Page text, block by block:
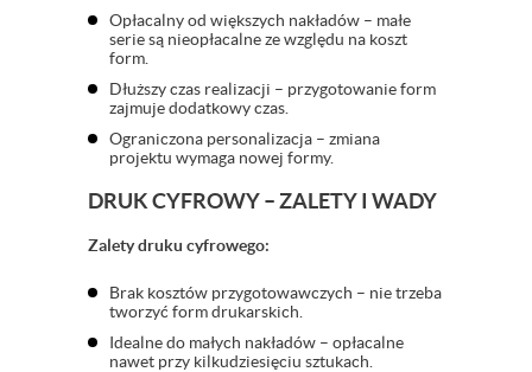
Opłacalny od większych nakładów – małe
serie są nieopłacalne ze względu na koszt
form.
Dłuższy czas realizacji – przygotowanie form
zajmuje dodatkowy czas.
Ograniczona personalizacja – zmiana
projektu wymaga nowej formy.
DRUK CYFROWY – ZALETY I WADY
Zalety druku cyfrowego:
Brak kosztów przygotowawczych – nie trzeba
tworzyć form drukarskich.
Idealne do małych nakładów – opłacalne
nawet przy kilkudziesięciu sztukach.